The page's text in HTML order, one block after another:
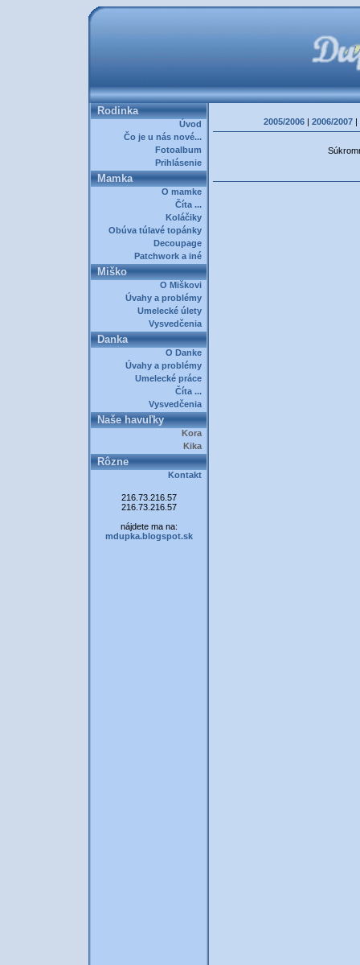
Rodinka
Úvod
Čo je u nás nové...
Fotoalbum
Prihlásenie
Mamka
O mamke
Číta ...
Koláčiky
Obúva túlavé topánky
Decoupage
Patchwork a iné
Miško
O Miškovi
Úvahy a problémy
Umelecké úlety
Vysvedčenia
Danka
O Danke
Úvahy a problémy
Umelecké práce
Číta ...
Vysvedčenia
Naše havuľky
Kora
Kika
Rôzne
Kontakt
216.73.216.57
216.73.216.57
nájdete ma na:
mdupka.blogspot.sk
2005/2006 | 2006/2007 |